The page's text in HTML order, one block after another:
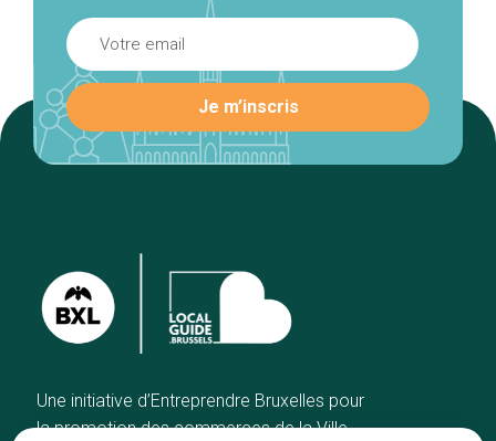
Une initiative d’Entreprendre Bruxelles pour
la promotion des commerces de la Ville